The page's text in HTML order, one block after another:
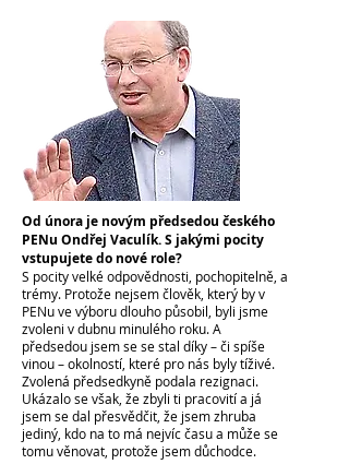
Od února je novým předsedou českého
PENu Ondřej Vaculík. S jakými pocity
vstupujete do nové role?
S pocity velké odpovědnosti, pochopitelně, a
trémy. Protože nejsem člověk, který by v
PENu ve výboru dlouho působil, byli jsme
zvoleni v dubnu minulého roku. A
předsedou jsem se se stal díky – či spíše
vinou – okolností, které pro nás byly tíživé.
Zvolená předsedkyně podala rezignaci.
Ukázalo se však, že zbyli ti pracovití a já
jsem se dal přesvědčit, že jsem zhruba
jediný, kdo na to má nejvíc času a může se
tomu věnovat, protože jsem důchodce.